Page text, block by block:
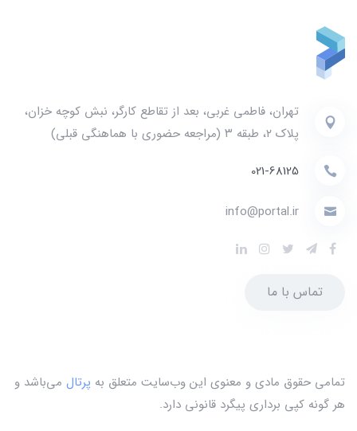
تهران، فاطمی غربی، بعد از تقاطع کارگر، نبش کوچه خزان،
پلاک ۲، طبقه ۳ (مراجعه حضوری با هماهنگی قبلی)
021-68125
info@portal.ir
تماس با ما
تمامی حقوق مادی و معنوی این وب‌سایت متعلق به پرتال می‌باشد و
هر گونه کپی برداری پیگرد قانونی دارد.